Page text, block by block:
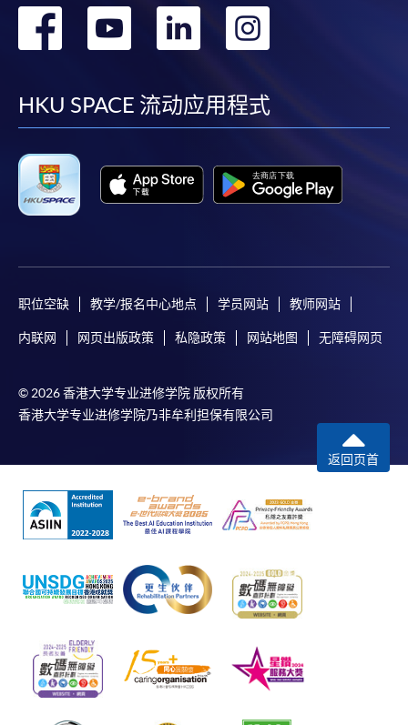
转
facebook
转
youtube
转
linkedin
转
HKU SPACE 流动应用程式
职位空缺 教学/报名中心地点 学员网站 教师网站
内联网 网页出版政策 私隐政策 网站地图 无障碍网页
© 2026 香港大学专业进修学院 版权所有
香港大学专业进修学院乃非牟利担保有限公司
返回页首